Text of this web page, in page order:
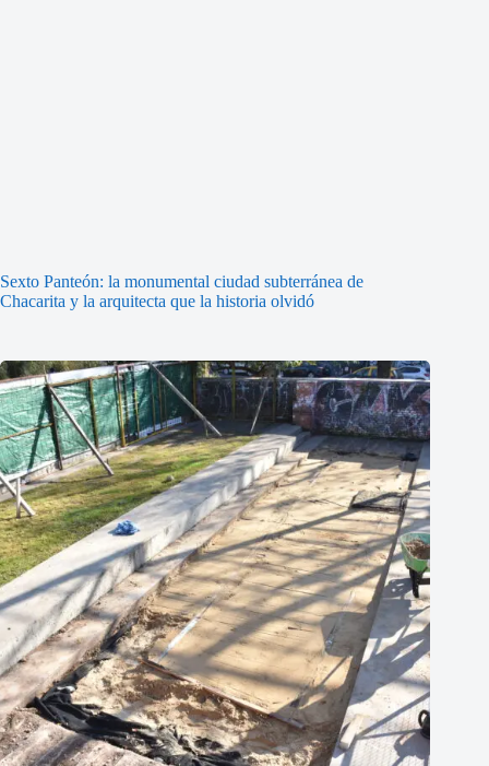
Sexto Panteón: la monumental ciudad subterránea de
Chacarita y la arquitecta que la historia olvidó